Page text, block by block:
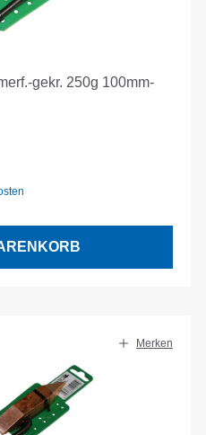
gekr. 250g 100mm-
Merken